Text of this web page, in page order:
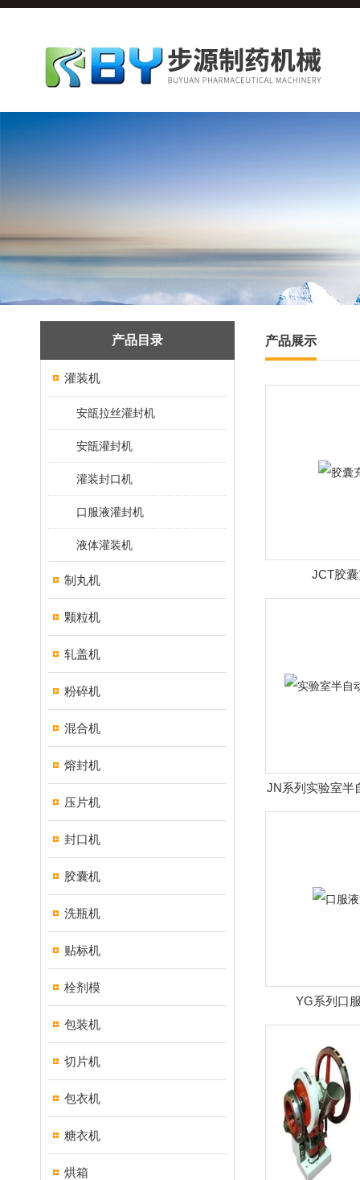
产品目录
灌装机
安瓿拉丝灌封机
安瓿灌封机
灌装封口机
口服液灌封机
液体灌装机
制丸机
颗粒机
轧盖机
粉碎机
混合机
熔封机
压片机
封口机
胶囊机
洗瓶机
贴标机
栓剂模
包装机
切片机
包衣机
糖衣机
烘箱
产品展示
JCT胶
JN系列实验室半
YG系列口